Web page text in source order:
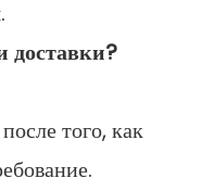
того, как